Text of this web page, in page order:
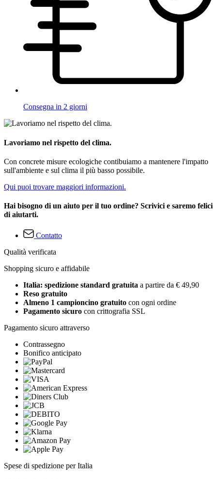
Consegna in 2 giorni
Lavoriamo nel rispetto del clima.
Con concrete misure ecologiche contibuiamo a mantenere l'impatto
sull'ambiente e sul clima il più basso possibile.
Qui puoi trovare maggiori informazioni.
Hai bisogno di un aiuto per il tuo ordine? Scrivici e saremo felici
di aiutarti.
Contatto
Qualità verificata
Shopping sicuro e affidabile
Italia: spedizione standard gratuita a partire da € 49,90
Reso gratuito
Almeno 1 campioncino gratuito con ogni ordine
Pagamento sicuro con crittografia SSL
Pagamento sicuro attraverso
Contrassegno
Bonifico anticipato
Spese di spedizione per Italia